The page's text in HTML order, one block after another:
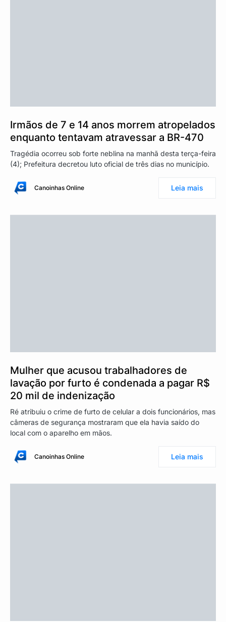
Irmãos de 7 e 14 anos morrem atropelados
enquanto tentavam atravessar a BR-470
Tragédia ocorreu sob forte neblina na manhã desta terça-feira
(4); Prefeitura decretou luto oficial de três dias no município.
Canoinhas Online Leia mais
Mulher que acusou trabalhadores de
lavação por furto é condenada a pagar R$
20 mil de indenização
Ré atribuiu o crime de furto de celular a dois funcionários, mas
câmeras de segurança mostraram que ela havia saído do
local com o aparelho em mãos.
Canoinhas Online Leia mais